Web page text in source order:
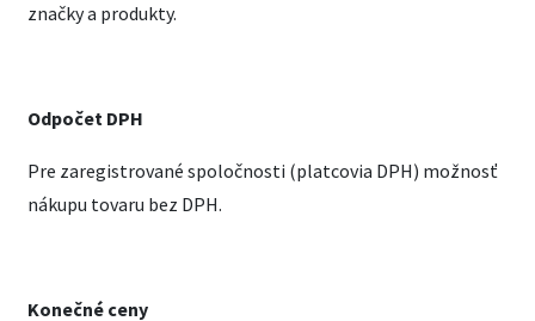
značky a produkty.
Odpočet DPH
Pre zaregistrované spoločnosti (platcovia DPH) možnosť
nákupu tovaru bez DPH.
Konečné ceny